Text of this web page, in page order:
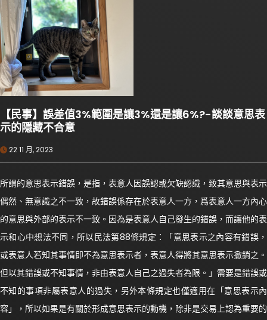
【民事】誤差值3%範圍是讓3%還是讓6%?-談談意思表
示的隱藏不合意
22 11 月, 2023
所謂的意思表示錯誤，是指，表意人因誤認或欠缺認識，致其意思與表示
偶然、無意識之不一致，故錯誤係存在於表意人一方，爲表意人一方內心
的意思與外部的表示不一致。因為是表意人自己發生的錯誤，而讓他的表
示和心中想法不同，所以民法第88條規定：「意思表示之內容有錯誤，
或表意人若知其事情即不為意思表示者，表意人得將其意思表示撤銷之。
但以其錯誤或不知事情，非由表意人自己之過失者為限。」需要是錯誤或
不知的事項非屬表意人的過失，另外本條規定也僅適用在「意思表示內
容」，所以如果是有關於形成意思表示的動機，除非是交易上認為重要的